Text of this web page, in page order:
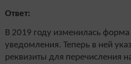
Ответ:
В 2019 году изменилась форма
уведомления. Теперь в ней
реквизиты для перечисления